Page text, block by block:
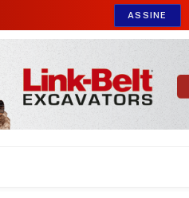
ASSINE